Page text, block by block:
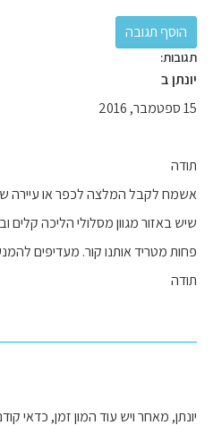
תגובות:
יונתן ב
15 ספטמבר, 2016
תודה
שיש באזור מגוון מסלולי הליכה קלים
פחות מטריד אותנו קור. מעדיפים
תודה
יונתן, מאחר ויש עוד המון זמן, כדאי